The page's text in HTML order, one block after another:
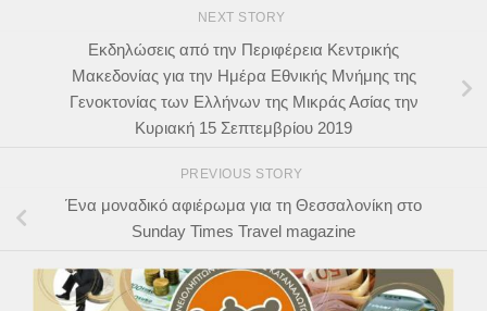
NEXT STORY
Εκδηλώσεις από την Περιφέρεια Κεντρικής
Μακεδονίας για την Ημέρα Εθνικής Μνήμης της
Γενοκτονίας των Ελλήνων της Μικράς Ασίας την
Κυριακή 15 Σεπτεμβρίου 2019
PREVIOUS STORY
Ένα μοναδικό αφιέρωμα για τη Θεσσαλονίκη στο
Sunday Times Travel magazine